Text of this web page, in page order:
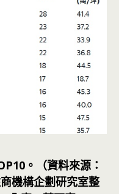
。（資料來源：
機構企劃研究室整